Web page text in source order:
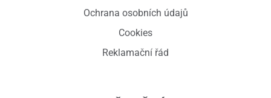
Ochrana osobních údajů
Cookies
Reklamační řád